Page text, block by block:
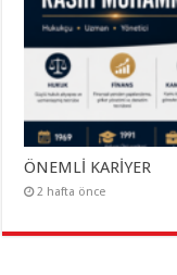
ÖNEMLİ KARİYER
2 hafta önce